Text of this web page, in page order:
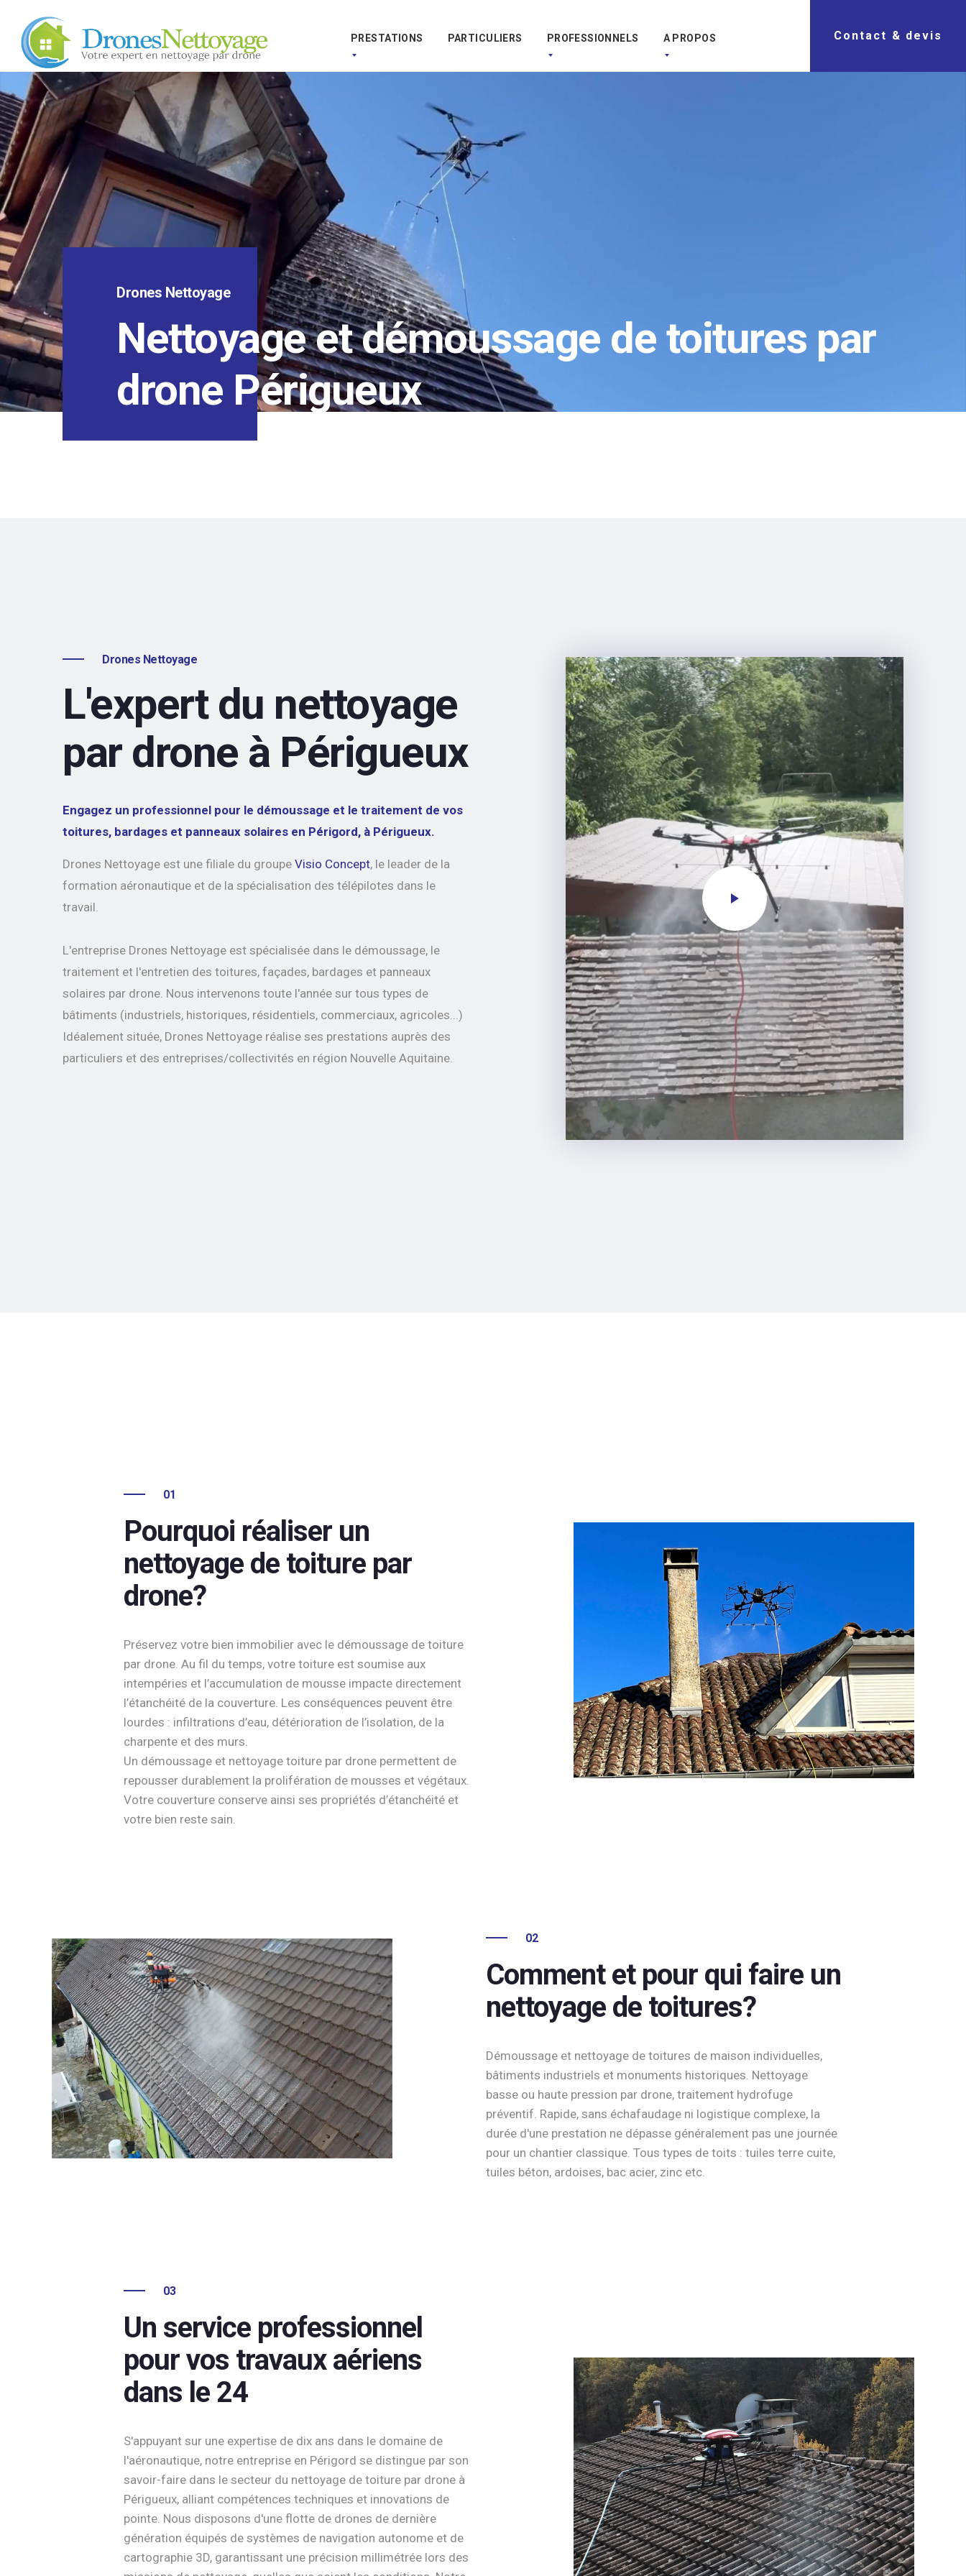
PRESTATIONS PARTICULIERS PROFESSIONNELS A PROPOS Contact & devis
Drones Nettoyage
Nettoyage et démoussage de toitures par
drone Périgueux
Drones Nettoyage
L'expert du nettoyage
par drone à Périgueux
Engagez un professionnel pour le démoussage et le traitement de vos
toitures, bardages et panneaux solaires en Périgord, à Périgueux.
Drones Nettoyage est une filiale du groupe Visio Concept, le leader de la
formation aéronautique et de la spécialisation des télépilotes dans le
travail.
L'entreprise Drones Nettoyage est spécialisée dans le démoussage, le
traitement et l'entretien des toitures, façades, bardages et panneaux
solaires par drone. Nous intervenons toute l'année sur tous types de
bâtiments (industriels, historiques, résidentiels, commerciaux, agricoles...)
Idéalement située, Drones Nettoyage réalise ses prestations auprès des
particuliers et des entreprises/collectivités en région Nouvelle Aquitaine.
01
Pourquoi réaliser un
nettoyage de toiture par
drone?
Préservez votre bien immobilier avec le démoussage de toiture
par drone. Au fil du temps, votre toiture est soumise aux
intempéries et l’accumulation de mousse impacte directement
l’étanchéité de la couverture. Les conséquences peuvent être
lourdes : infiltrations d’eau, détérioration de l’isolation, de la
charpente et des murs.
Un démoussage et nettoyage toiture par drone permettent de
repousser durablement la prolifération de mousses et végétaux.
Votre couverture conserve ainsi ses propriétés d’étanchéité et
votre bien reste sain.
02
Comment et pour qui faire un
nettoyage de toitures?
Démoussage et nettoyage de toitures de maison individuelles,
bâtiments industriels et monuments historiques. Nettoyage
basse ou haute pression par drone, traitement hydrofuge
préventif. Rapide, sans échafaudage ni logistique complexe, la
durée d'une prestation ne dépasse généralement pas une journée
pour un chantier classique. Tous types de toits : tuiles terre cuite,
tuiles béton, ardoises, bac acier, zinc etc.
03
Un service professionnel
pour vos travaux aériens
dans le 24
S'appuyant sur une expertise de dix ans dans le domaine de
l'aéronautique, notre entreprise en Périgord se distingue par son
savoir-faire dans le secteur du nettoyage de toiture par drone à
Périgueux, alliant compétences techniques et innovations de
pointe. Nous disposons d'une flotte de drones de dernière
génération équipés de systèmes de navigation autonome et de
cartographie 3D, garantissant une précision millimétrée lors des